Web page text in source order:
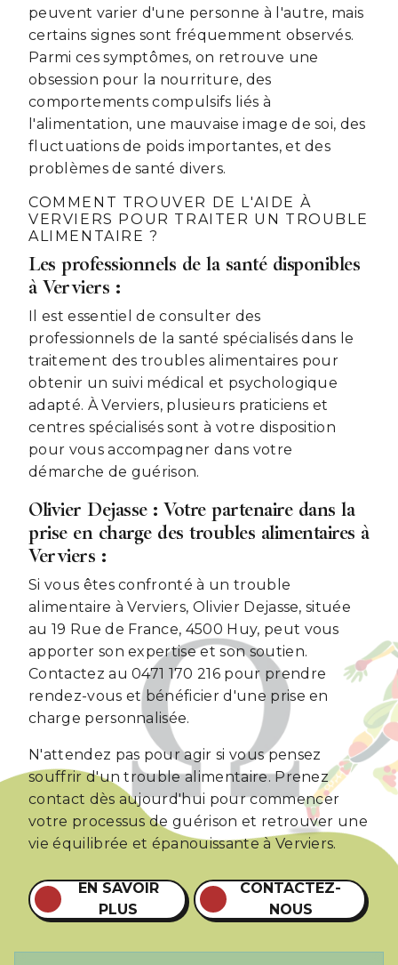
peuvent varier d'une personne à l'autre, mais
certains signes sont fréquemment observés.
Parmi ces symptômes, on retrouve une
obsession pour la nourriture, des
comportements compulsifs liés à
l'alimentation, une mauvaise image de soi, des
fluctuations de poids importantes, et des
problèmes de santé divers.
COMMENT TROUVER DE L'AIDE À
VERVIERS POUR TRAITER UN TROUBLE
ALIMENTAIRE ?
Les professionnels de la santé disponibles
à Verviers :
Il est essentiel de consulter des
professionnels de la santé spécialisés dans le
traitement des troubles alimentaires pour
obtenir un suivi médical et psychologique
adapté. À Verviers, plusieurs praticiens et
centres spécialisés sont à votre disposition
pour vous accompagner dans votre
démarche de guérison.
Olivier Dejasse : Votre partenaire dans la
prise en charge des troubles alimentaires à
Verviers :
Si vous êtes confronté à un trouble
alimentaire à Verviers, Olivier Dejasse, située
au 19 Rue de France, 4500 Huy, peut vous
apporter son expertise et son soutien.
Contactez au 0471 170 216 pour prendre
rendez-vous et bénéficier d'une prise en
charge personnalisée.
N'attendez pas pour agir si vous pensez
souffrir d'un trouble alimentaire. Prenez
contact dès aujourd'hui pour commencer
votre processus de guérison et retrouver une
vie équilibrée et épanouissante à Verviers.
EN SAVOIR
PLUS
CONTACTEZ-
NOUS